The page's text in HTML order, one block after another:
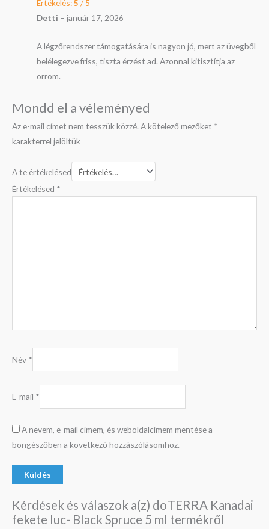
Értékelés:5 / 5
Detti – január 17, 2026
A légzőrendszer támogatására is nagyon jó, mert az üvegből
belélegezve friss, tiszta érzést ad. Azonnal kitisztítja az
orrom.
Mondd el a véleményed
Az e-mail címet nem tesszük közzé. A kötelező mezőket *
karakterrel jelöltük
A te értékelésed
Értékelésed *
Név *
E-mail *
A nevem, e-mail címem, és weboldalcímem mentése a
böngészőben a következő hozzászólásomhoz.
Kérdések és válaszok a(z) doTERRA Kanadai
fekete luc- Black Spruce 5 ml termékről